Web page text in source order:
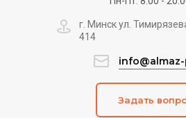
г. Минск ул.
414
Задать